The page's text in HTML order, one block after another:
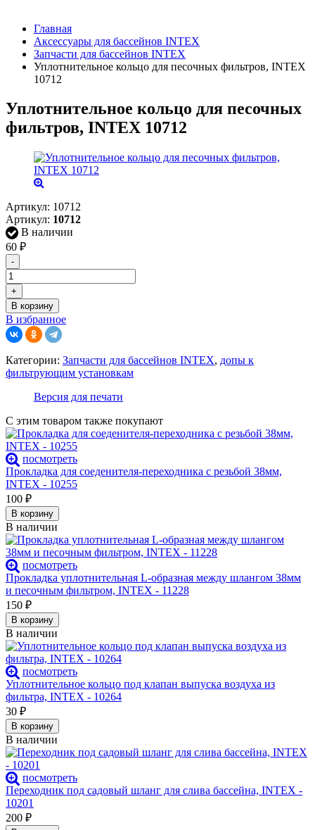
Главная
Аксессуары для бассейнов INTEX
Запчасти для бассейнов INTEX
Уплотнительное кольцо для песочных фильтров, INTEX
10712
Уплотнительное кольцо для песочных
фильтров, INTEX 10712
Артикул: 10712
Артикул: 10712
В наличии
60 ₽
-
+
В корзину
В избранное
Категории: Запчасти для бассейнов INTEX, допы к
фильтрующим установкам
Версия для печати
С этим товаром также покупают
посмотреть
Прокладка для соеденителя-переходника с резьбой 38мм,
INTEX - 10255
100 ₽
В корзину
В наличии
посмотреть
Прокладка уплотнительная L-образная между шлангом 38мм
и песочным фильтром, INTEX - 11228
150 ₽
В корзину
В наличии
посмотреть
Уплотнительное кольцо под клапан выпуска воздуха из
фильтра, INTEX - 10264
30 ₽
В корзину
В наличии
посмотреть
Переходник под садовый шланг для слива бассейна, INTEX -
10201
200 ₽